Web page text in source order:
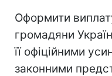
Оформити
громадяни
її офіційними
законними